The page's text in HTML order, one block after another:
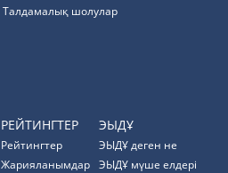
Талдамалық шолулар
РЕЙТИНГТЕР
Рейтингтер
Жарияланымдар
ЭЫДҰ
ЭЫДҰ деген не
ЭЫДҰ мүше елдері